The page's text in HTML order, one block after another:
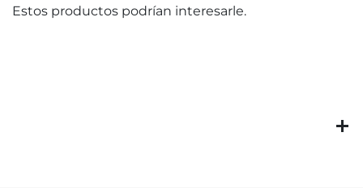
Estos productos podrían interesarle.